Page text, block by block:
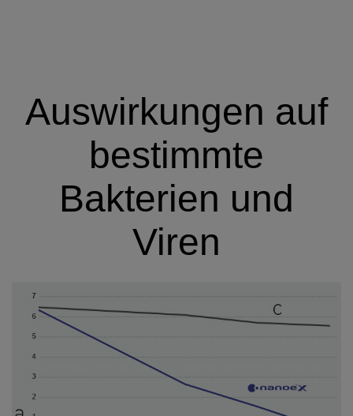
Auswirkungen auf
bestimmte
Bakterien und
Viren